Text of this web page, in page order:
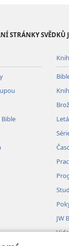
STRÁNKY SVĚDKŮ
JW